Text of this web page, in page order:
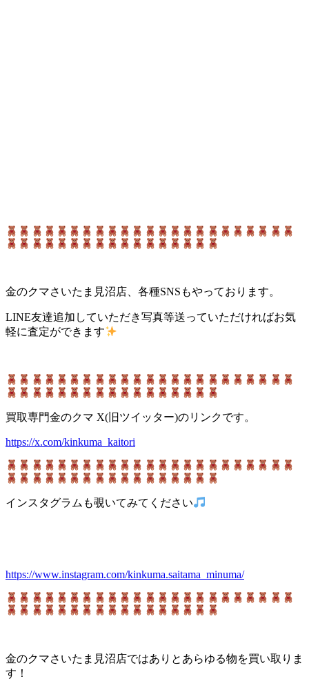
金のクマさいたま見沼店、各種SNSもやっております。
LINE友達追加していただき写真等送っていただければお気
軽に査定ができます
買取専門金のクマ X(旧ツイッター)のリンクです。
https://x.com/kinkuma_kaitori
インスタグラムも覗いてみてください
https://www.instagram.com/kinkuma.saitama_minuma/
金のクマさいたま見沼店ではありとあらゆる物を買い取りま
す！